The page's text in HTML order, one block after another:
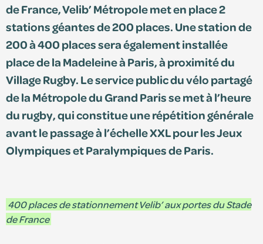
Consultez le centre de ressources et retrouvez
vos documents personnalisés.
S'identifier
Devenir adhérent
de France, Velib’ Métropole met en place 2
stations géantes de 200 places. Une station de
200 à 400 places sera également installée
place de la Madeleine à Paris, à proximité du
Village Rugby. Le service public du vélo partagé
de la Métropole du Grand Paris se met à l’heure
du rugby, qui constitue une répétition générale
avant le passage à l’échelle XXL pour les Jeux
Olympiques et Paralympiques de Paris.
400 places de stationnement Velib’ aux portes du Stade
de France